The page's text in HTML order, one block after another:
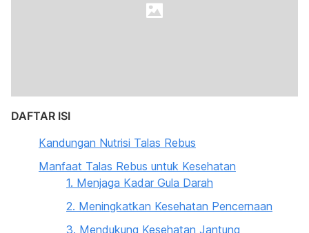
DAFTAR ISI
Kandungan Nutrisi Talas Rebus
Manfaat Talas Rebus untuk Kesehatan
1. Menjaga Kadar Gula Darah
2. Meningkatkan Kesehatan Pencernaan
3. Mendukung Kesehatan Jantung